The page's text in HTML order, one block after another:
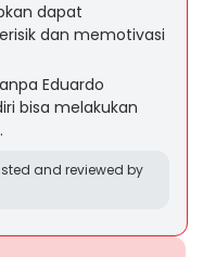
dapat
dan memotivasi
Eduardo
bisa melakukan
and reviewed by